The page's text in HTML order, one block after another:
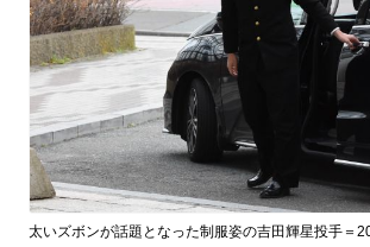
太いズボンが話題となった制服姿の吉田輝星投手＝